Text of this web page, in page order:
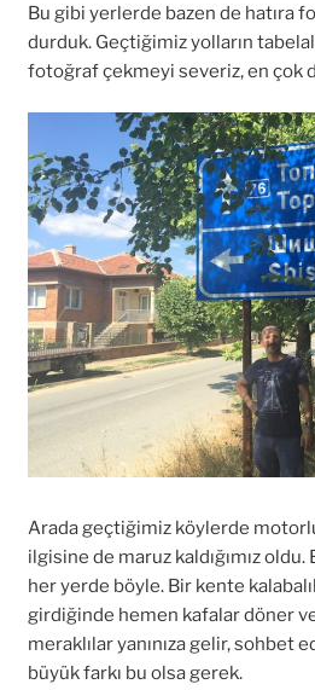
Bu gibi yerlerde bazen de hatıra
durduk. Geçtiğimiz yolların
fotoğraf çekmeyi severiz, en çok
Arada geçtiğimiz köylerde
ilgisine de maruz kaldığımız
her yerde böyle. Bir kente
girdiğinde hemen kafalar döner ve
meraklılar yanınıza gelir, sohbet
büyük farkı bu olsa gerek.